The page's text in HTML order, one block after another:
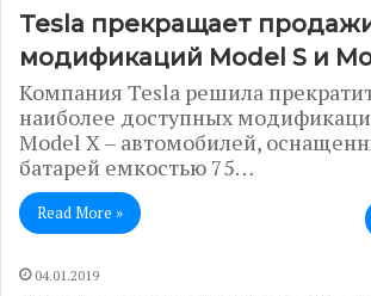
Tesla прекращает
модификаций Model S и
Компания Tesla решила
наиболее доступных
Model X – автомобилей,
батарей емкостью 75…
Read More »
04.01.2019